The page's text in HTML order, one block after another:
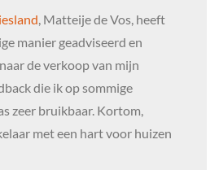
, Matteije de Vos, heeft
manier geadviseerd en
de verkoop van mijn
die ik op sommige
zeer bruikbaar. Kortom,
met een hart voor huizen